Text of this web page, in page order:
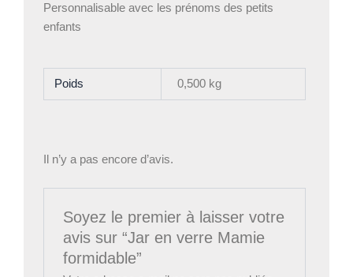
Personnalisable avec les prénoms des petits
enfants
Poids 0,500 kg
Il n’y a pas encore d’avis.
Soyez le premier à laisser votre
avis sur “Jar en verre Mamie
formidable”